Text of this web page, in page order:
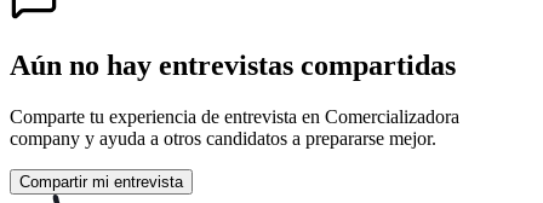
Aún no hay entrevistas compartidas
Comparte tu experiencia de entrevista en Comercializadora
company y ayuda a otros candidatos a prepararse mejor.
Compartir mi entrevista